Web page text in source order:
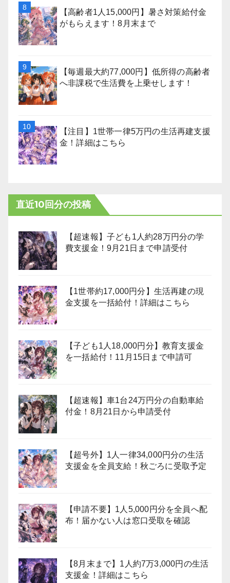
【高齢者1人15,000円】暑さ対策給付金
がもらえます！8月末まで
【毎週最大約77,000円】低所得の高齢者
へ非課税で生活費を上乗せします！
【注目】1世帯一律5万円の生活再建支援
金！詳細はこちら
直近10回分の投稿
【超速報】子ども1人約28万円分の学
費支援金！9月21日まで申請受付
【1世帯約17,000円分】生活再建の現
金支援を一括給付！詳細はこちら
【子ども1人18,000円分】教育支援金
を一括給付！11月15日まで申請可
【超速報】車1台24万円分の自動車給
付金！8月21日から申請受付
【超号外】1人一律34,000円分の生活
支援金を全員支給！秋ごろに受取予定
【申請不要】1人5,000円分を全員へ配
布！届かない人は窓口受取を確認
【8月末まで】1人約7万3,000円の生活
支援金！詳細はこちら